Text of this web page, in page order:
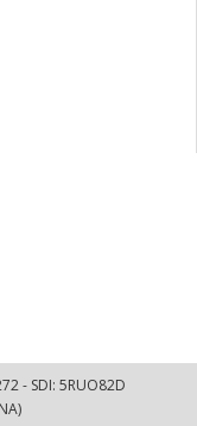
- SDI: 5RUO82D